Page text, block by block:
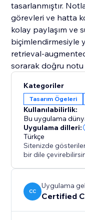
tasarlanmıştır.
görevleri ve hatta
kolay paylaşım ve
biçimlendirmesiyle
retrieval-
sorarak doğru notu
Kategoriler
Tasarım Ögeleri
Kullanılabilirlik:
Bu uygulama
Uygulama dilleri:
Türkçe
Sitenizde
bir dile
CC
Uygulama
Certified